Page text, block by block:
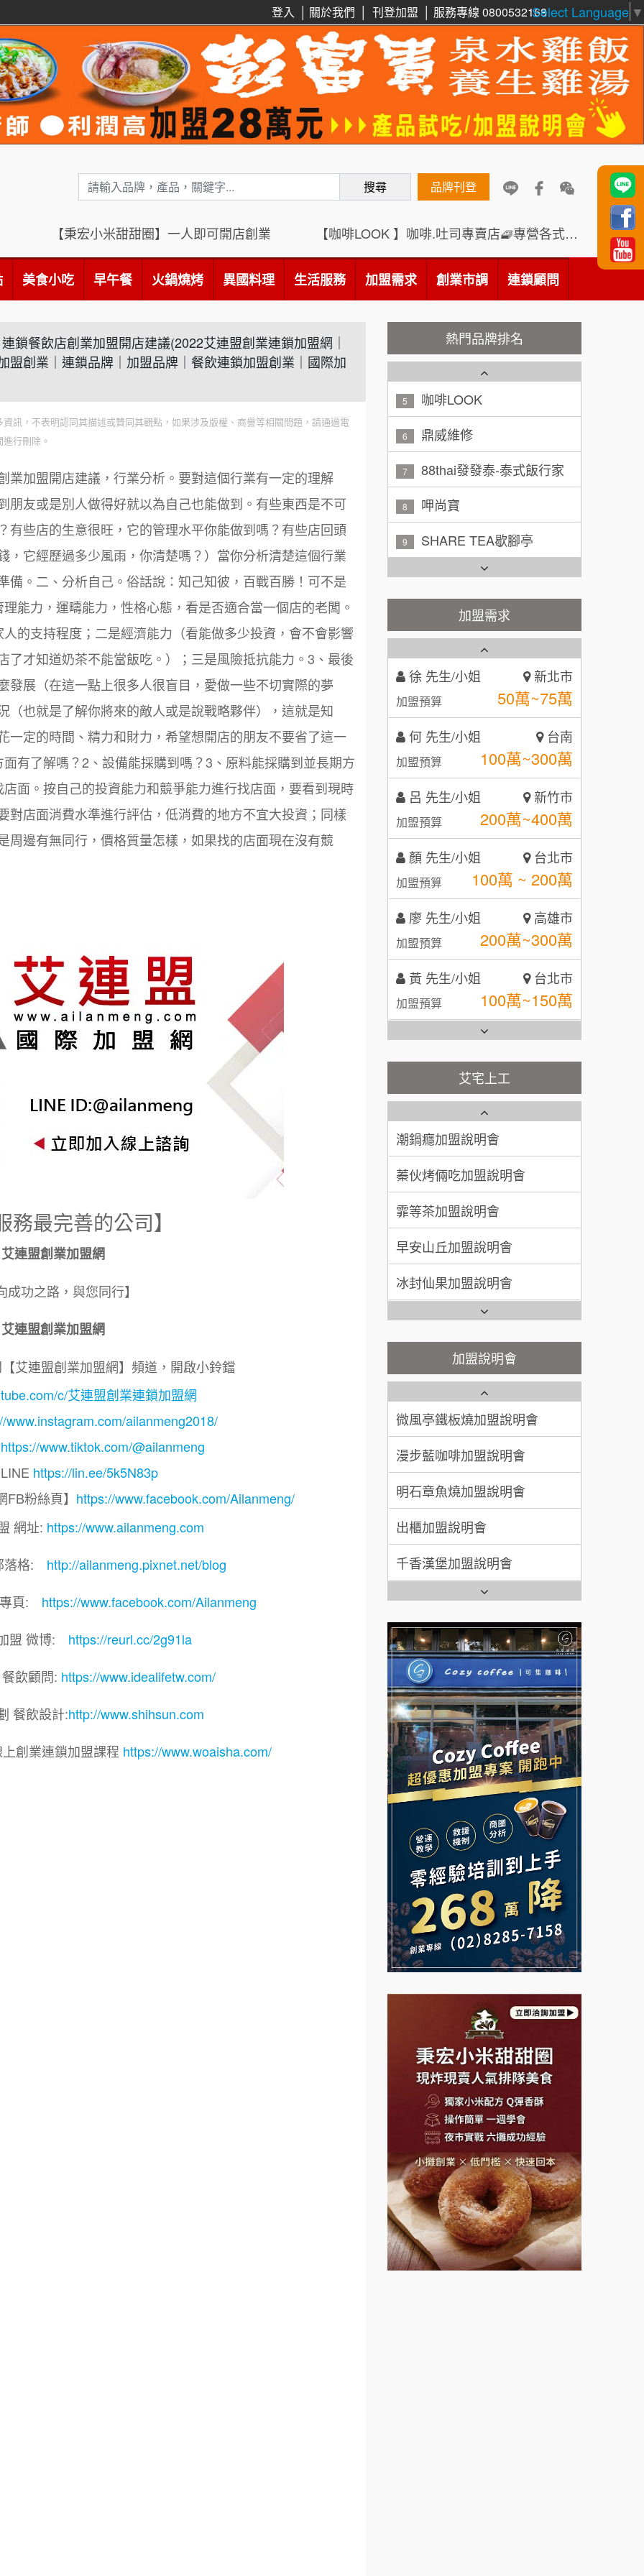
Select Language ▼
關於我們 刊登加盟 服務專線 0800532168
登入
搜尋 品牌刊登
【秉宏小米甜甜圈】一人即可開店創業 【咖啡LOOK 】咖啡.吐司專賣店🧇專營各式創意法式吐司
美食小吃 早午餐 火鍋燒烤 異國料理 生活服務 加盟需求 創業市調 連鎖顧問
鎖餐飲店創業加盟開店建議(2022艾連盟創業連鎖加盟網｜
盟創業｜連鎖品牌｜加盟品牌｜餐飲連鎖加盟創業｜國際加
訊，不表明認同其描述或贊同其觀點，如果涉及版權、商譽等相關問題，請通過電
行刪除。
業加盟開店建議，行業分析。要對這個行業有一定的理解
朋友或是別人做得好就以為自己也能做到。有些東西是不可
有些店的生意很旺，它的管理水平你能做到嗎？有些店回頭
，它經歷過多少風雨，你清楚嗎？）當你分析清楚這個行業
備。二、分析自己。俗話說：知己知彼，百戰百勝！可不是
能力，運疇能力，性格心態，看是否適合當一個店的老闆。
的支持程度；二是經濟能力（看能做多少投資，會不會影響
了才知道奶茶不能當飯吃。）；三是風險抵抗能力。3、最後
發展（在這一點上很多人很盲目，愛做一些不切實際的夢
（也就是了解你將來的敵人或是說戰略夥伴），這就是知
一定的時間、精力和財力，希望想開店的朋友不要省了這一
有了解嗎？2、設備能採購到嗎？3、原料能採購到並長期方
面。按自己的投資能力和競爭能力進行找店面，要看到現時
對店面消費水準進行評估，低消費的地方不宜大投資；同樣
周邊有無同行，價格質量怎樣，如果找的店面現在沒有競
務最完善的公司】
艾連盟創業加盟網
成功之路，與您同行】
艾連盟創業加盟網
艾連盟創業加盟網】頻道，開啟小鈴鐺
c/艾連盟創業連鎖加盟網
www.instagram.com/ailanmeng2018/
https://www.tiktok.com/@ailanmeng
https://lin.ee/5k5N83p
粉絲頁】 https://www.facebook.com/Ailanmeng/
網址: https://www.ailanmeng.com
落格: http://ailanmeng.pixnet.net/blog
頁: https://www.facebook.com/Ailanmeng
盟 微博: https://reurl.cc/2g91la
飲顧問: https://www.idealifetw.com/
餐飲設計:http://www.shihsun.com
創業連鎖加盟課程 https://www.woaisha.com/
熱門品牌排名
6 鼎威維修
7 88thai發發泰-泰式飯行家
8 呷尚寶
TEA TOP台灣第一味
Cozy coffee可集咖啡
2 霏等茶
潮鍋癮
5 咖啡LOOK
6 鼎威維修
7 88thai發發泰-泰式飯行家
8 呷尚寶
9 SHARE TEA歇腳亭
10 TEA TOP台灣第一味
1 Cozy coffee可集咖啡
霏等茶
秉宏小米甜甜圈
4 潮鍋癮
5 咖啡LOOK
88thai發發泰-泰式飯行家
8 呷尚寶
9 SHARE TEA歇腳亭
TEA TOP台灣第一味
加盟需求
周 先生/小姐 台北
加盟預算 100萬 ~150萬
徐 先生/小姐 新北市
加盟預算 50萬~75萬
何 先生/小姐 台南
呂 先生/小姐 新竹市
顏 先生/小姐 台北市
加盟預算 100萬 ~ 200萬
200萬~300萬
加盟預算 100萬~150萬
林 先生/小姐
100萬 ~ 200萬
吳 先生/小姐
加盟預算 100萬~200萬
周 先生/小姐 台北
加盟預算 100萬 ~150萬
徐 先生/小姐
加盟預算 50萬~75萬
何 先生/小姐 台南
加盟預算 100萬~300萬
呂 先生/小姐 新竹市
加盟預算 200萬~400萬
顏 先生/小姐 台北市
加盟預算 100萬 ~ 200萬
廖 先生/小姐 高雄市
加盟預算 200萬~300萬
黃 先生/小姐 台北市
加盟預算 100萬~150萬
林 先生/小姐 屏東縣
加盟預算 100萬 ~ 200萬
吳 先生/小姐 屏東縣
加盟預算 100萬~200萬
周 先生/小姐 台北
加盟預算 100萬 ~150萬
徐 先生/小姐 新北市
加盟預算 50萬~75萬
何 先生/小姐
加盟預算 100萬~300萬
呂 先生/小姐
加盟預算 200萬~400萬
顏 先生/小姐 台北市
100萬 ~ 200萬
廖 先生/小姐 高雄市
加盟預算 200萬~300萬
艾宅上工
【曉妍美妝】誠徵行政櫃檯
自助洗衣店誠徵代洗收送人員
(台中市)
MUSHEN徵SPA美容芳療師
日十。早午食加盟說明會
拾鑶火鍋加盟說明會
全家加盟說明會
台灣G湯加盟說明會
彭富貴加盟說明會
NU PASTA義大利麵加盟說明
潮鍋癮加盟說明會
蓁伙烤倆吃加盟說明會
霏等茶加盟說明會
早安山丘加盟說明會
冰封仙果加盟說明會
Ramble Café 漫步藍咖啡加盟
說明會
微風亭鐵板燒加盟說明會
鮮茶道加盟說明會
【曉妍美妝】誠徵行政櫃檯
自助洗衣店誠徵代洗收送人員
(台中市)
MUSHEN徵SPA美容芳療師
日十。早午食加盟說明會
拾鑶火鍋加盟說明會
全家加盟說明會
台灣G湯加盟說明會
彭富貴加盟說明會
NU PASTA義大利麵加盟說明
會
潮鍋癮加盟說明會
蓁伙烤倆吃加盟說明會
霏等茶加盟說明會
早安山丘加盟說明會
冰封仙果加盟說明會
Ramble Café 漫步藍咖啡加盟
說明會
微風亭鐵板燒加盟說明會
鮮茶道加盟說明會
【曉妍美妝】誠徵行政櫃檯
自助洗衣店誠徵代洗收送人員
(台中市)
MUSHEN徵SPA美容芳療師
日十。早午食加盟說明會
拾鑶火鍋加盟說明會
加盟說明會
藍象廷泰式火鍋加盟說明會
日十。早午食加盟說明會
上宇林加盟說明會
莫尼早餐Morni加盟說明會
手作功夫茶加盟說明會
SHARE TEA歇腳亭加盟說明會
潮味決-湯滷專門店加盟說明會
鬍子茶加盟說明會
鮮茶道加盟說明會
微風亭鐵板燒加盟說明會
漫步藍咖啡加盟說明會
明石章魚燒加盟說明會
出櫃加盟說明會
千香漢堡加盟說明會
七盞茶加盟說明會
拉亞漢堡加盟說明會
杜芳子古味茶鋪加盟說明會
優握握×酸奶大獅加盟說明會
冬城門加盟說明會
拾鑶火鍋加盟說明會
阿性情趣無人販售所加盟明會
龍涎居好湯加盟說明會
舒油頭加盟說明會
韓金量加盟說明會
義氣豐發雞加盟說明會
Mr.Wish加盟說明會
白鬍泡泡 BOHO POPO加盟說
雞咕雞咕加盟說明會
TEA TOP加盟說明會
珍好味臭臭鍋加盟說明會
藍象廷泰式火鍋加盟說明會
日十。早午食加盟說明會
上宇林加盟說明會
莫尼早餐Morni加盟說明會